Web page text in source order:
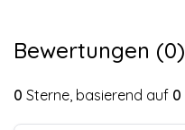
Bewertungen (0)
0 Sterne, basierend auf 0